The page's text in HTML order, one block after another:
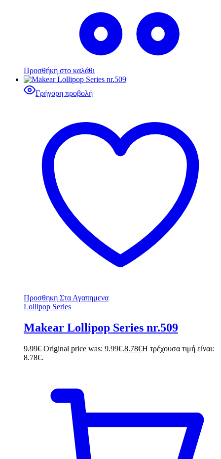
Προσθήκη στο καλάθι
Γρήγορη προβολή
Προσθηκη Στα Αγαπημενα
Lollipop Series
Makear Lollipop Series nr.509
9.99€ Original price was: 9.99€.8.78€Η τρέχουσα τιμή είναι:
8.78€.